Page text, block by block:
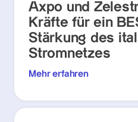
Axpo und
Kräfte für ein
Stärkung des
Stromnetzes
Mehr erfahren